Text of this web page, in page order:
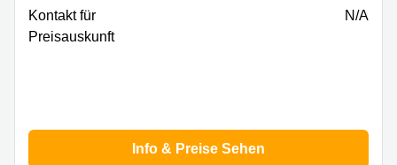
Kontakt für
Preisauskunft
N/A
Info & Preise Sehen